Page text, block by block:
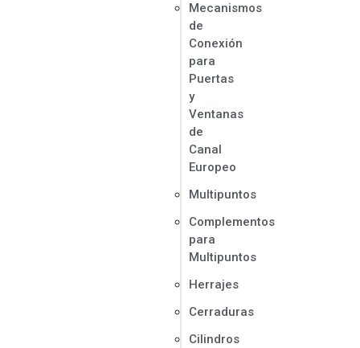
Mecanismos
de
Conexión
para
Puertas
y
Ventanas
de
Canal
Europeo
Multipuntos
Complementos
para
Multipuntos
Herrajes
Cerraduras
Cilindros